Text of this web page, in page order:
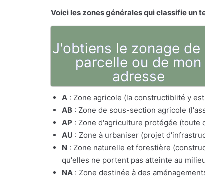
Voici les zones générales qui classifie un
J'obtiens le zonage de
parcelle ou de mon
adresse
A : Zone agricole (la constructiblité y
AB : Zone de sous-section agricole
AP : Zone d'agriculture protégée (toute
AU : Zone à urbaniser (projet
N : Zone naturelle et forestière
qu'elles ne portent pas atteinte au
NA : Zone destinée à des